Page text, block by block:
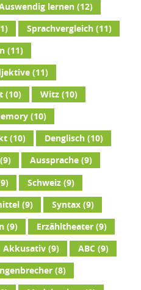
lernen(12)
Sprachvergleich(11)
(11)
(11)
(10) Witz(10)
(10)
(10) Denglisch(10)
(9) Aussprache(9)
Schweiz(9)
(9) Syntax(9)
(9) Erzähltheater(9)
Akkusativ(9) ABC (9)
(8)